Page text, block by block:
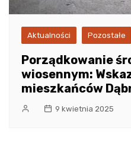
Aktualności Pozostałe
Porządkowanie
wiosennym:
mieszkańców
9 kwietnia 2025